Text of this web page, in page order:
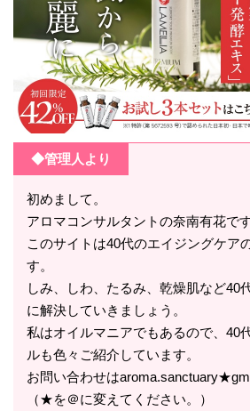
◆管理人より
初めまして。
アロマコンサルタントの奈南有花です
このサイトは40代のエイジングケア
す。
しみ、しわ、たるみ、乾燥肌など40
に解決していきましょう。
私はオイルマニアでもあるので、40
ルも色々ご紹介しています。
お問い合わせは
（★を＠に変えてください。）